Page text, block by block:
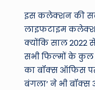
इस कलेक्शन की
लाइफटाइम
क्योंकि साल 2022
सभी फिल्मों के कुल
का बॉक्स ऑफिस
बंगला’ ने भी